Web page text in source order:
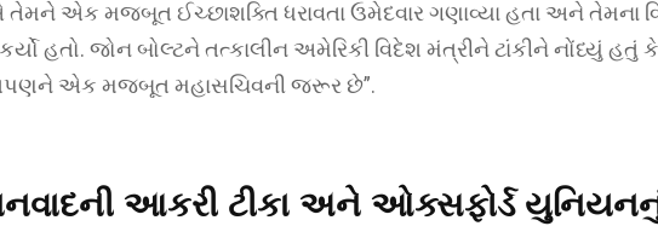
એક મજબૂત ઈચ્છાશક્તિ ધરાવતા ઉમેદવાર ગણાવ્યા હતા અને તેમના
કર્યો હતો. જોન બોલ્ટને તત્કાલીન અમેરિકી વિદેશ મંત્રીને ટાંકીને નોંધ્યું હતું
એક મજબૂત મહાસચિવની જરૂર છે”.
આકરી ટીકા અને ઓક્સફોર્ડ